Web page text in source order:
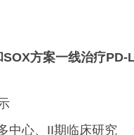
SOX方案一线治疗PD-
中心、II期临床研究